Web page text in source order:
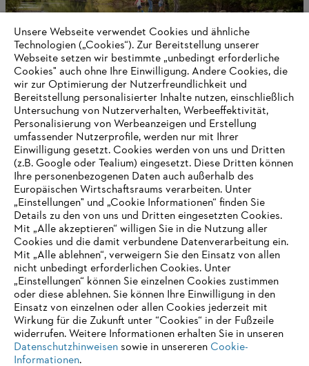
AUSZEICHNUNGEN
Unsere Webseite verwendet Cookies und ähnliche
Technologien („Cookies“). Zur Bereitstellung unserer
Webseite setzen wir bestimmte „unbedingt erforderliche
Cookies" auch ohne Ihre Einwilligung. Andere Cookies, die
wir zur Optimierung der Nutzerfreundlichkeit und
Bereitstellung personalisierter Inhalte nutzen, einschließlich
Untersuchung von Nutzerverhalten, Werbeeffektivität,
Personalisierung von Werbeanzeigen und Erstellung
umfassender Nutzerprofile, werden nur mit Ihrer
Einwilligung gesetzt. Cookies werden von uns und Dritten
(z.B. Google oder Tealium) eingesetzt. Diese Dritten können
Ihre personenbezogenen Daten auch außerhalb des
Europäischen Wirtschaftsraums verarbeiten. Unter
„Einstellungen" und „Cookie Informationen“ finden Sie
Details zu den von uns und Dritten eingesetzten Cookies.
Mit „Alle akzeptieren“ willigen Sie in die Nutzung aller
Cookies und die damit verbundene Datenverarbeitung ein.
Mit „Alle ablehnen“, verweigern Sie den Einsatz von allen
nicht unbedingt erforderlichen Cookies. Unter
„Einstellungen“ können Sie einzelnen Cookies zustimmen
oder diese ablehnen. Sie können Ihre Einwilligung in den
Einsatz von einzelnen oder allen Cookies jederzeit mit
Wirkung für die Zukunft unter “Cookies“ in der Fußzeile
widerrufen. Weitere Informationen erhalten Sie in unseren
Datenschutzhinweisensowie in unsereren Cookie-
Informationen.